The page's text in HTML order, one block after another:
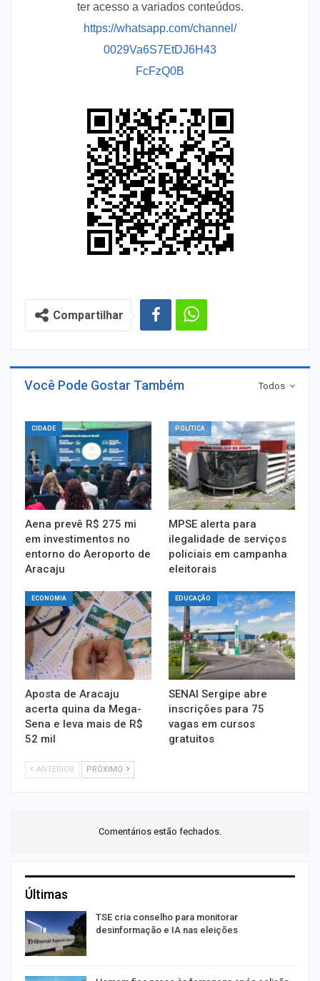
ter acesso a variados conteúdos.
https://whatsapp.com/channel/
0029Va6S7EtDJ6H43
FcFzQ0B
Compartilhar
Todos
Você Pode Gostar Também
CIDADE
Aena prevê R$ 275 mi
em investimentos no
entorno do Aeroporto de
Aracaju
POLÍTICA
MPSE alerta para
ilegalidade de serviços
policiais em campanha
eleitorais
ECONOMIA
Aposta de Aracaju
acerta quina da Mega-
Sena e leva mais de R$
52 mil
EDUCAÇÃO
SENAI Sergipe abre
inscrições para 75
vagas em cursos
gratuitos
ANTERIOR PRÓXIMO
Comentários estão fechados.
Últimas
TSE cria conselho para monitorar
desinformação e IA nas eleições